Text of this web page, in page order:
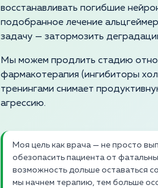
восстанавливать погибшие
подобранное лечение
задачу — затормозить
Мы можем продлить стадию
фармакотерапия (ингибиторы
тренингами снимает
агрессию.
Моя цель как врача — не просто
обезопасить пациента от
возможность дольше оставаться
мы начнем терапию, тем больше